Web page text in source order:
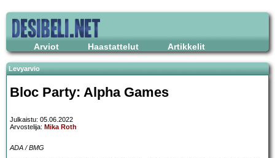
Arviot Haastattelut Artikkelit
Levyarvio
Bloc Party: Alpha Games
Julkaistu: 05.06.2022
Arvostelija: Mika Roth
ADA / BMG